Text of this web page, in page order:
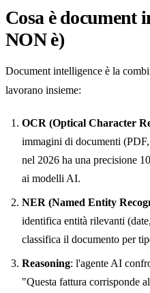
Cosa è document
NON è)
Document intelligence è la
lavorano insieme:
OCR (Optical Character
immagini di documenti
nel 2026 ha una precisione
ai modelli AI.
NER (Named Entity
identifica entità rilevanti
classifica il documento per
Reasoning: l'agente AI
"Questa fattura corrisponde